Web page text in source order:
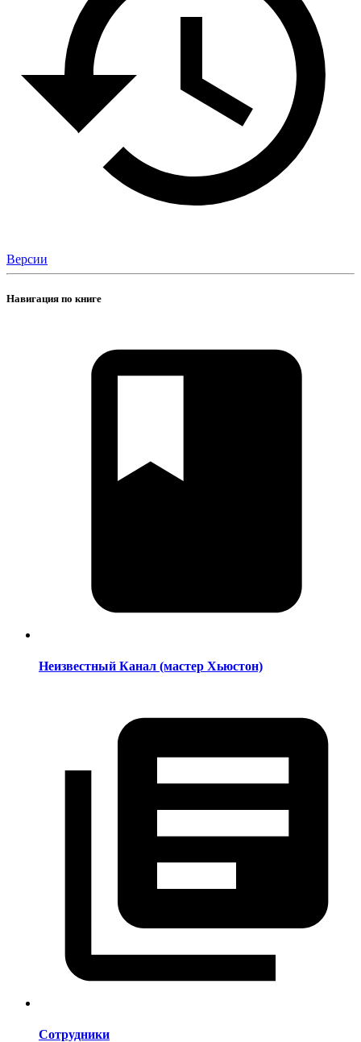
Версии
Навигация по книге
Неизвестный Канал (мастер Хьюстон)
Сотрудники